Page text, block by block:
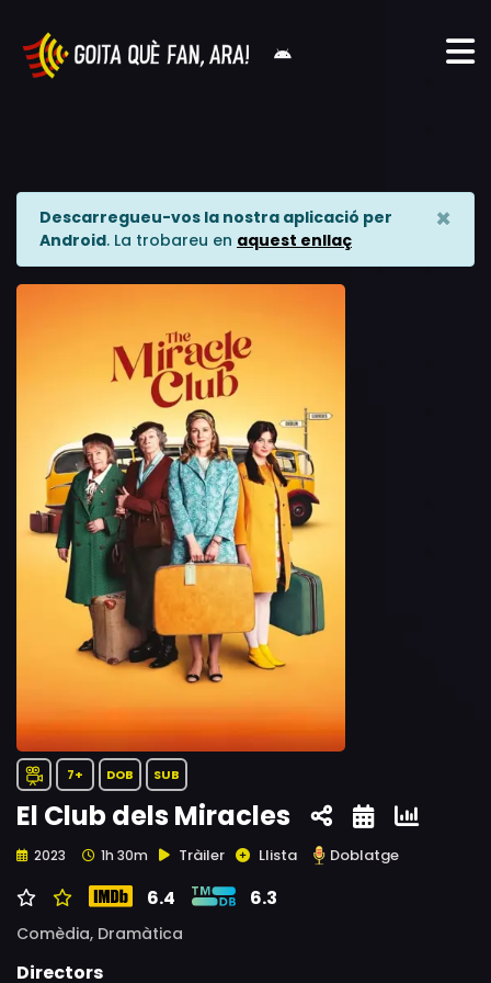
Descarregueu-vos la nostra aplicació per
Android. La trobareu en aquest enllaç
×
7+ DOB SUB
El Club dels Miracles
2023 1h 30m Tràiler Llista Doblatge
6.4 6.3
Comèdia, Dramàtica
Directors